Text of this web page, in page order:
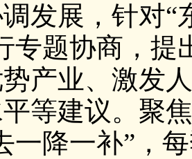
发展，针对
专题协商，提
产业、激发
等建议。聚
一降一补”，